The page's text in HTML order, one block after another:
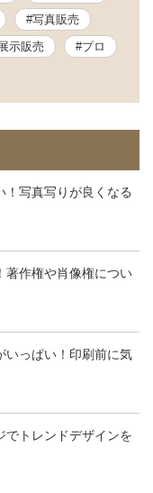
#写真販売
示販売
#プロ
！写真写りが良くなる
著作権や肖像権につい
いっぱい！印刷前に気
でトレンドデザインを